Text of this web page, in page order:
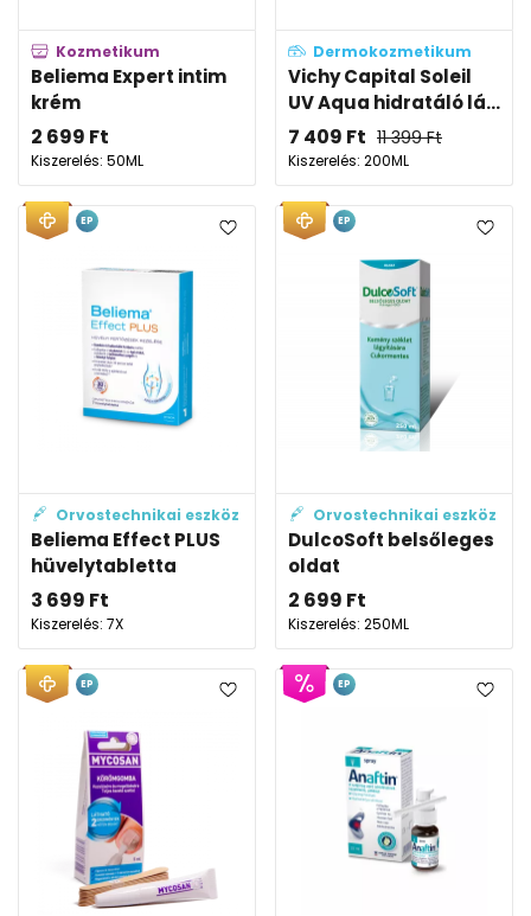
Kozmetikum
Beliema Expert intim
krém
2 699 Ft
Kiszerelés: 50ML
Dermokozmetikum
Vichy Capital Soleil
UV Aqua hidratáló lá...
7 409 Ft 11 399Ft
Kiszerelés: 200ML
Orvostechnikai eszköz
Beliema Effect PLUS
hüvelytabletta
3 699 Ft
Kiszerelés: 7X
EP
Orvostechnikai eszköz
DulcoSoft belsőleges
oldat
2 699 Ft
Kiszerelés: 250ML
EP
EP EP